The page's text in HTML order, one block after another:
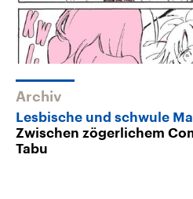
Archiv
Lesbische und schwule
Zwischen zögerlichem
Tabu